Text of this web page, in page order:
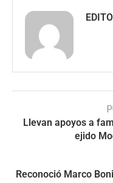
Llevan apoyos a
ejido
Reconoció Marco